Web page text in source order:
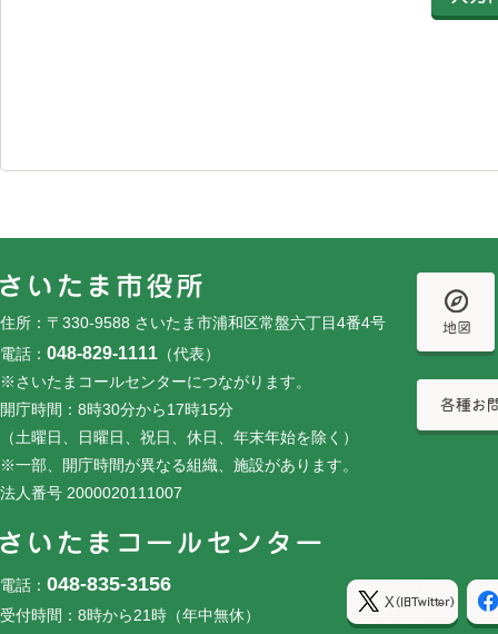
住所：〒330-9588 さいたま市浦和区常盤六丁目4番4号
電話： 048-829-1111 （代表）
※さいたまコールセンターにつながります。
開庁時間：8時30分から17時15分
（土曜日、日曜日、祝日、休日、年末年始を除く）
※一部、開庁時間が異なる組織、施設があります。
法人番号 2000020111007
電話： 048-835-3156
受付時間：8時から21時（年中無休）